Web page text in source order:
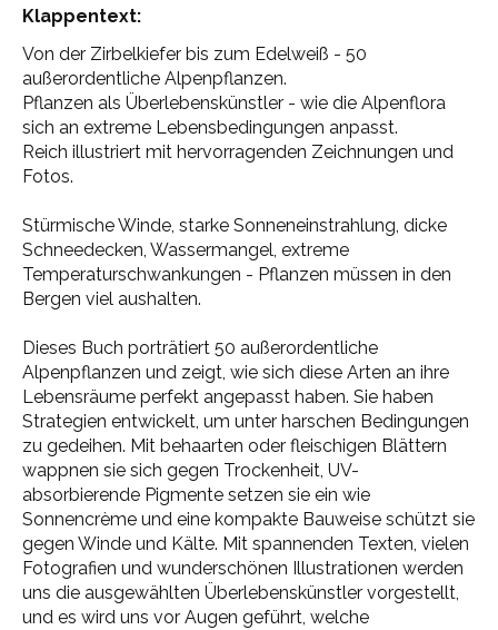
Klappentext:
Von der Zirbelkiefer bis zum Edelweiß - 50
außerordentliche Alpenpflanzen.
Pflanzen als Überlebenskünstler - wie die Alpenflora
sich an extreme Lebensbedingungen anpasst.
Reich illustriert mit hervorragenden Zeichnungen und
Fotos.
Stürmische Winde, starke Sonneneinstrahlung, dicke
Schneedecken, Wassermangel, extreme
Temperaturschwankungen - Pflanzen müssen in den
Bergen viel aushalten.
Dieses Buch porträtiert 50 außerordentliche
Alpenpflanzen und zeigt, wie sich diese Arten an ihre
Lebensräume perfekt angepasst haben. Sie haben
Strategien entwickelt, um unter harschen Bedingungen
zu gedeihen. Mit behaarten oder fleischigen Blättern
wappnen sie sich gegen Trockenheit, UV-
absorbierende Pigmente setzen sie ein wie
Sonnencrème und eine kompakte Bauweise schützt sie
gegen Winde und Kälte. Mit spannenden Texten, vielen
Fotografien und wunderschönen Illustrationen werden
uns die ausgewählten Überlebenskünstler vorgestellt,
und es wird uns vor Augen geführt, welche